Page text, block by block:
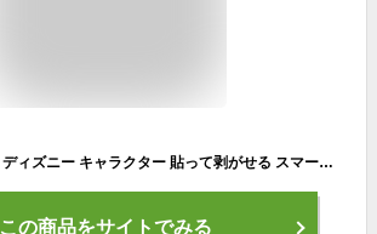
スマ冷え Premium ディズニー キャラクター 貼って剥がせる スマートフォン 冷却シート (ミッキーマウス/ホット)【 極薄 スマホ 冷却 シート -8.2℃ スマホ 冷やす 熱対策 高温 対策 バッテリーの熱劣化防止 動画視聴・ゲーム・ナビ利用などの急激な温度上昇をおさえる】
この商品をサイトでみる